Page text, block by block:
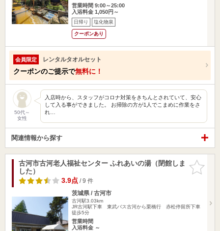
営業時間 9:00～25:00
入浴料金 1,050円～
日帰り 塩化物泉
クーポンあり
会員限定 レンタルタオルセット
クーポンのご提示で無料に！
50代～
女性
入店時から、スタッフがコロナ対策をきちんとされていて、安心
して入る事ができました。 お掃除の方が1人でこまめに作業をさ
れ…
関連情報から探す
お気に入
りに追加
古河市古河老人福祉センター ふれあいの湯（閉館しま
した）
3.9点/ 9 件
茨城県 / 古河市
古河駅3.03km
JR古河駅下車 東武バス古河から栗橋行 赤松停留所下車
徒歩5分
営業時間
入浴料金 ～